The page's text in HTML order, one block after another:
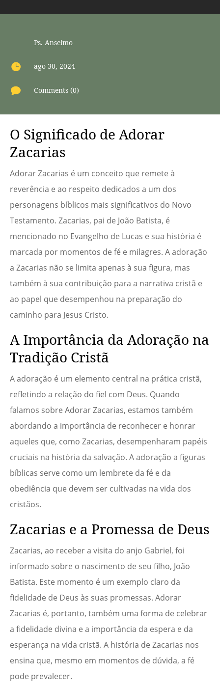
Ps. Anselmo
 ago 30, 2024
 Comments (0)
O Significado de Adorar
Zacarias
Adorar Zacarias é um conceito que remete à
reverência e ao respeito dedicados a um dos
personagens bíblicos mais significativos do Novo
Testamento. Zacarias, pai de João Batista, é
mencionado no Evangelho de Lucas e sua história é
marcada por momentos de fé e milagres. A adoração
a Zacarias não se limita apenas à sua figura, mas
também à sua contribuição para a narrativa cristã e
ao papel que desempenhou na preparação do
caminho para Jesus Cristo.
A Importância da Adoração na
Tradição Cristã
A adoração é um elemento central na prática cristã,
refletindo a relação do fiel com Deus. Quando
falamos sobre Adorar Zacarias, estamos também
abordando a importância de reconhecer e honrar
aqueles que, como Zacarias, desempenharam papéis
cruciais na história da salvação. A adoração a figuras
bíblicas serve como um lembrete da fé e da
obediência que devem ser cultivadas na vida dos
cristãos.
Zacarias e a Promessa de Deus
Zacarias, ao receber a visita do anjo Gabriel, foi
informado sobre o nascimento de seu filho, João
Batista. Este momento é um exemplo claro da
fidelidade de Deus às suas promessas. Adorar
Zacarias é, portanto, também uma forma de celebrar
a fidelidade divina e a importância da espera e da
esperança na vida cristã. A história de Zacarias nos
ensina que, mesmo em momentos de dúvida, a fé
pode prevalecer.